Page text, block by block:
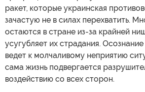
ракет, которые украинская
зачастую не в силах перехватить.
остаются в стране из-за крайней
усугубляет их страдания.
ведет к молчаливому неприятию
сама жизнь подвергается
воздействию со всех сторон.